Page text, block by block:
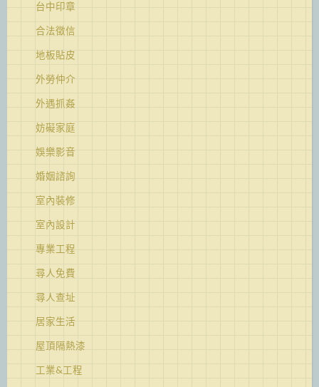
台中印章
合法徵信
地板貼皮
外勞仲介
外遇抓姦
妨礙家庭
娛樂影音
婚姻諮詢
室內裝修
室內設計
專業工程
尋人免費
尋人查址
居家生活
屋頂隔熱漆
工業&工程